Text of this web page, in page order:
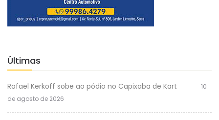
Últimas
Rafael Kerkoff sobe ao pódio no Capixaba de Kart
10
de agosto de 2026